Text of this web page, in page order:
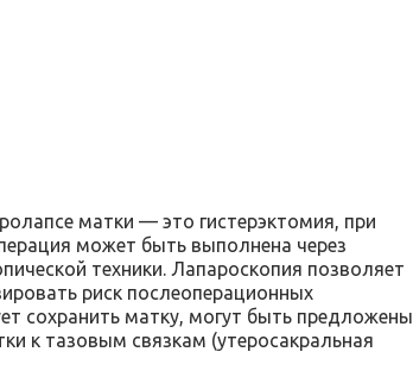
матки — это гистерэктомия, при
может быть выполнена через
техники. Лапароскопия позволяет
риск послеоперационных
сохранить матку, могут быть предложены
к тазовым связкам (утеросакральная